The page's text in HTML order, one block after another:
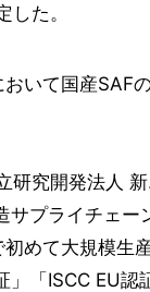
た。
いて国産SAF
研究開発法人
プライチェー
めて大規模生
「ISCC EU認